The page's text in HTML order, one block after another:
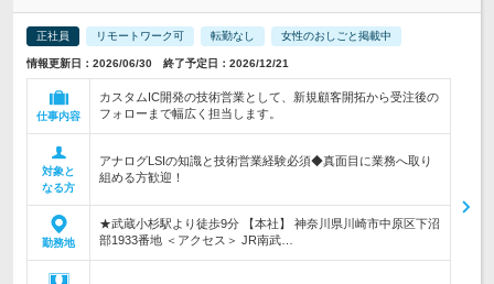
正社員 リモートワーク可 転勤なし 女性のおしごと掲載中
情報更新日：2026/06/30 終了予定日：2026/12/21
仕事内容
カスタムIC開発の技術営業として、新規顧客開拓から受注後の
フォローまで幅広く担当します。
対象と
なる方
アナログLSIの知識と技術営業経験必須◆真面目に業務へ取り
組める方歓迎！
勤務地
★武蔵小杉駅より徒歩9分 【本社】 神奈川県川崎市中原区下沼
部1933番地 ＜アクセス＞ JR南武…